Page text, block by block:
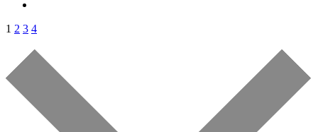
1 2 3 4